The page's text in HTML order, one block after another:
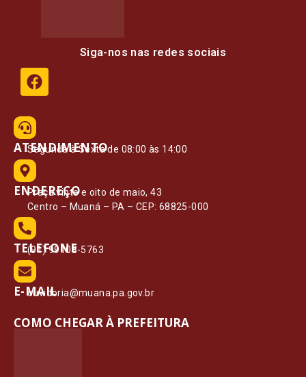
Siga-nos nas redes sociais
ATENDIMENTO
Segunda à Sexta de 08:00 às 14:00
ENDEREÇO
Praça vinte e oito de maio, 43
Centro – Muaná – PA – CEP: 68825-000
TELEFONE
(91) 99108-5763
E-MAIL
ouvidoria@muana.pa.gov.br
COMO CHEGAR À PREFEITURA